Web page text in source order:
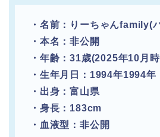
・名前：りーちゃんfamily(
・本名：非公開
・年齢：31歳(2025年10月
・生年月日：1994年1994年
・出身：富山県
・身長：183cm
・血液型：非公開